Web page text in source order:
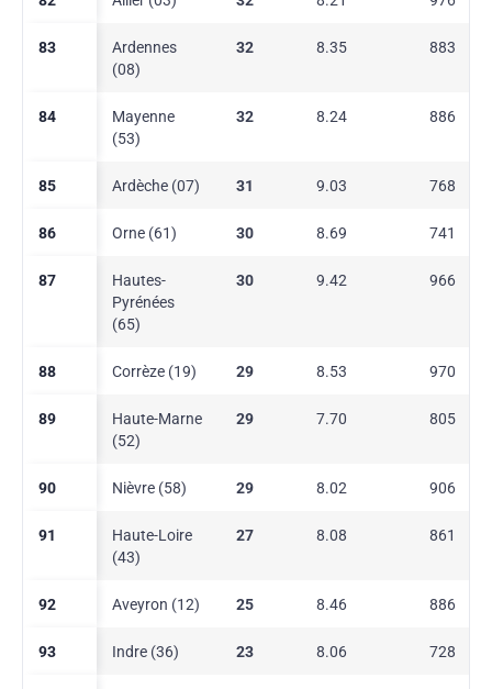
83
Ardennes
(08)
32 8.35 883
84
Mayenne
(53)
32 8.24 886
85 Ardèche (07) 31 9.03 768
86 Orne (61) 30 8.69 741
87
Hautes-
Pyrénées
(65)
30 9.42 966
88 Corrèze (19) 29 8.53 970
89
Haute-Marne
(52)
29 7.70 805
90 Nièvre (58) 29 8.02 906
91
Haute-Loire
(43)
27 8.08 861
92 Aveyron (12) 25 8.46 886
93 Indre (36) 23 8.06 728